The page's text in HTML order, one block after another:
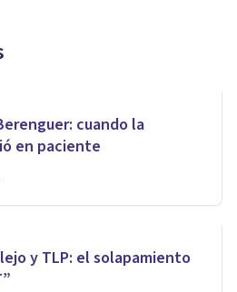
cuando la
en paciente
y TLP: el solapamiento